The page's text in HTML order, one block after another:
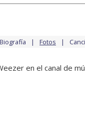
Biografía Fotos
en el canal de